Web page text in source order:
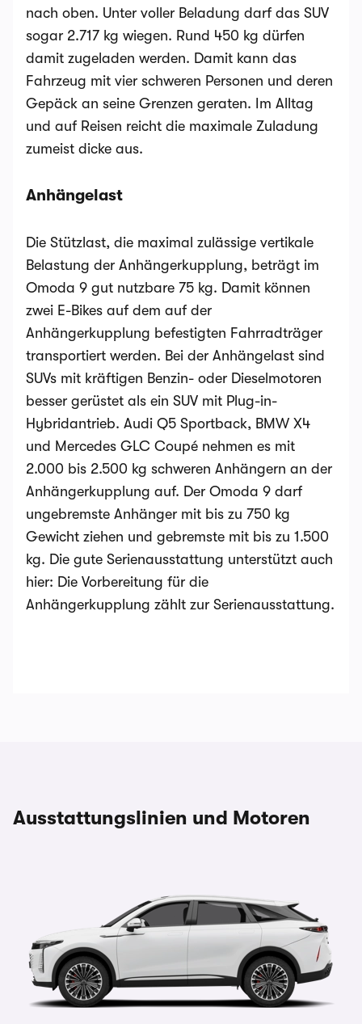
nach oben. Unter voller Beladung darf das SUV
sogar 2.717 kg wiegen. Rund 450 kg dürfen
damit zugeladen werden. Damit kann das
Fahrzeug mit vier schweren Personen und deren
Gepäck an seine Grenzen geraten. Im Alltag
und auf Reisen reicht die maximale Zuladung
zumeist dicke aus.
Anhängelast
Die Stützlast, die maximal zulässige vertikale
Belastung der Anhängerkupplung, beträgt im
Omoda 9 gut nutzbare 75 kg. Damit können
zwei E-Bikes auf dem auf der
Anhängerkupplung befestigten Fahrradträger
transportiert werden. Bei der Anhängelast sind
SUVs mit kräftigen Benzin- oder Dieselmotoren
besser gerüstet als ein SUV mit Plug-in-
Hybridantrieb. Audi Q5 Sportback, BMW X4
und Mercedes GLC Coupé nehmen es mit
2.000 bis 2.500 kg schweren Anhängern an der
Anhängerkupplung auf. Der Omoda 9 darf
ungebremste Anhänger mit bis zu 750 kg
Gewicht ziehen und gebremste mit bis zu 1.500
kg. Die gute Serienausstattung unterstützt auch
hier: Die Vorbereitung für die
Anhängerkupplung zählt zur Serienausstattung.
Ausstattungslinien und Motoren